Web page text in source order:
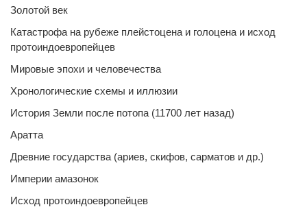
Золотой век
Катастрофа на рубеже плейстоцена и голоцена и исход
протоиндоевропейцев
Мировые эпохи и человечества
Хронологические схемы и иллюзии
История Земли после потопа (11700 лет назад)
Аратта
Древние государства (ариев, скифов, сарматов и др.)
Империи амазонок
Исход протоиндоевропейцев